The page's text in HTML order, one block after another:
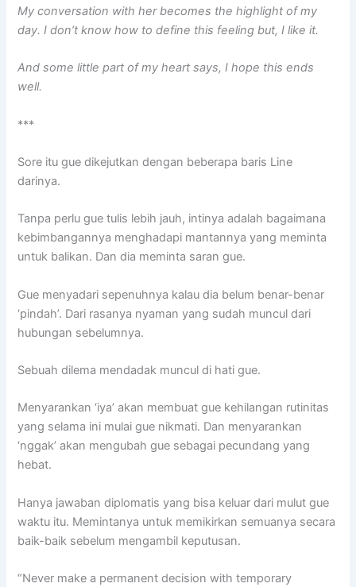
My conversation with her becomes the highlight of my
day. I don’t know how to define this feeling but, I like it.
And some little part of my heart says, I hope this ends
well.
***
Sore itu gue dikejutkan dengan beberapa baris Line
darinya.
Tanpa perlu gue tulis lebih jauh, intinya adalah bagaimana
kebimbangannya menghadapi mantannya yang meminta
untuk balikan. Dan dia meminta saran gue.
Gue menyadari sepenuhnya kalau dia belum benar-benar
‘pindah’. Dari rasanya nyaman yang sudah muncul dari
hubungan sebelumnya.
Sebuah dilema mendadak muncul di hati gue.
Menyarankan ‘iya’ akan membuat gue kehilangan rutinitas
yang selama ini mulai gue nikmati. Dan menyarankan
‘nggak’ akan mengubah gue sebagai pecundang yang
hebat.
Hanya jawaban diplomatis yang bisa keluar dari mulut gue
waktu itu. Memintanya untuk memikirkan semuanya secara
baik-baik sebelum mengambil keputusan.
“Never make a permanent decision with temporary